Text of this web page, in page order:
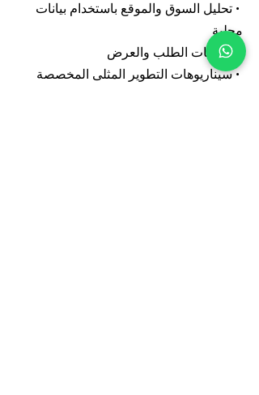
• تحليل السوق والموقع باستخدام بيانات
محلية
• تقييمات الطلب والعرض
• سيناريوهات التطوير المثلى المخصصة